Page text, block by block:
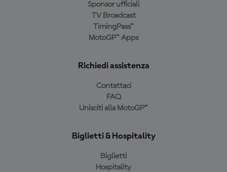
Sponsor ufficiali
TV Broadcast
TimingPass™
MotoGP™ Apps
Richiedi assistenza
Contattaci
FAQ
Unisciti alla MotoGP™
Biglietti & Hospitality
Biglietti
Hospitality